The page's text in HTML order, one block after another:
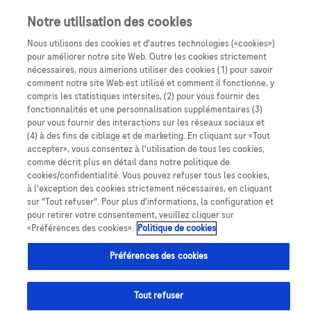
90 secondes : la minute 30 qui fait la
différence
Tout savoir sur les réunions en visioconférence.
Notre utilisation des cookies
Nous utilisons des cookies et d'autres technologies («cookies»)
pour améliorer notre site Web. Outre les cookies strictement
nécessaires, nous aimerions utiliser des cookies (1) pour savoir
comment notre site Web est utilisé et comment il fonctionne, y
compris les statistiques intersites, (2) pour vous fournir des
fonctionnalités et une personnalisation supplémentaires (3)
pour vous fournir des interactions sur les réseaux sociaux et
(4) à des fins de ciblage et de marketing. En cliquant sur «Tout
accepter», vous consentez à l'utilisation de tous les cookies,
comme décrit plus en détail dans notre politique de
cookies/confidentialité. Vous pouvez refuser tous les cookies,
à l'exception des cookies strictement nécessaires, en cliquant
sur "Tout refuser". Pour plus d'informations, la configuration et
pour retirer votre consentement, veuillez cliquer sur
«Préférences des cookies». Politique de cookies
Préférences des cookies
Tout refuser